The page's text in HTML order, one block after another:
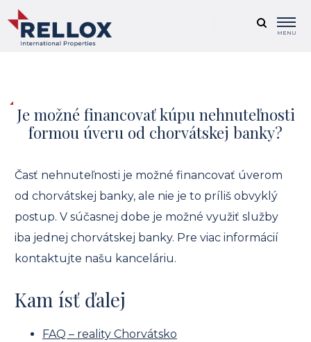
MENU
Je možné financovať kúpu nehnuteľnosti
formou úveru od chorvátskej banky?
Časť nehnuteľnosti je možné financovať úverom
od chorvátskej banky, ale nie je to príliš obvyklý
postup. V súčasnej dobe je možné využiť služby
iba jednej chorvátskej banky. Pre viac informácií
kontaktujte našu kanceláriu.
Kam ísť ďalej
FAQ – reality Chorvátsko